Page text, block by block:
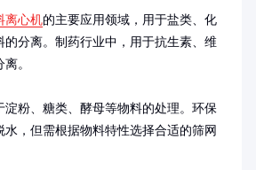
离心机的主要应用领域，用于盐类、化
的分离。制药行业中，用于抗生素、维
。
淀粉、糖类、酵母等物料的处理。环保
，但需根据物料特性选择合适的筛网